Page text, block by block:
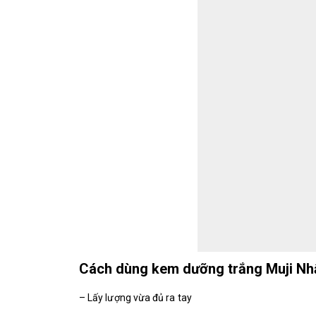
Cách dùng kem dưỡng trắng Muji
– Lấy lượng vừa đủ ra tay